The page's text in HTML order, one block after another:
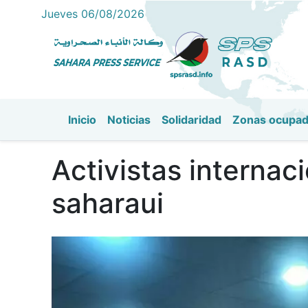
Jueves 06/08/2026
Inicio Noticias Solidaridad Zonas
Activistas
saharaui